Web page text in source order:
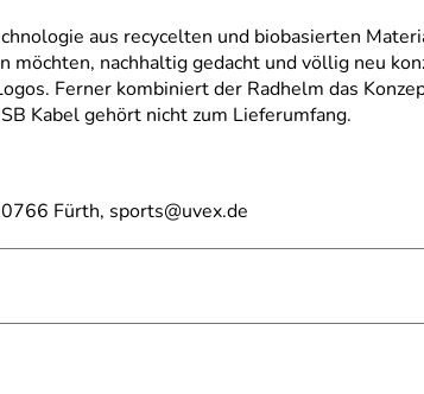
aus recycelten und biobasierten
nachhaltig gedacht und völlig neu
Ferner kombiniert der Radhelm das
Kabel gehört nicht zum Lieferumfang.
Fürth, sports@uvex.de